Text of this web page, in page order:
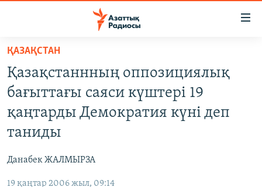
Skip
main
content
to
main
Skip
to
САЯСАТ
ӘЛЕУМЕТ
ҚАЗАҚСТАН
Қазақстаннның оппозициялық
бағыттағы саяси күштері 19
қаңтарды Демократия күні деп
таниды
Данабек ЖАЛМЫРЗА
19 қаңтар 2006 жыл, 09:14